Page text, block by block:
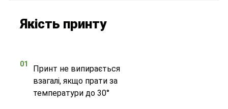
Якість принту
01
Принт не випирається
взагалі, якщо прати за
температури до 30°